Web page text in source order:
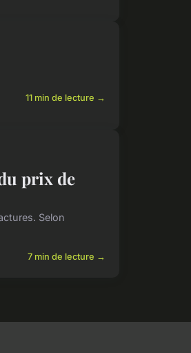
11 min de lecture →
prix de
Selon
7 min de lecture →